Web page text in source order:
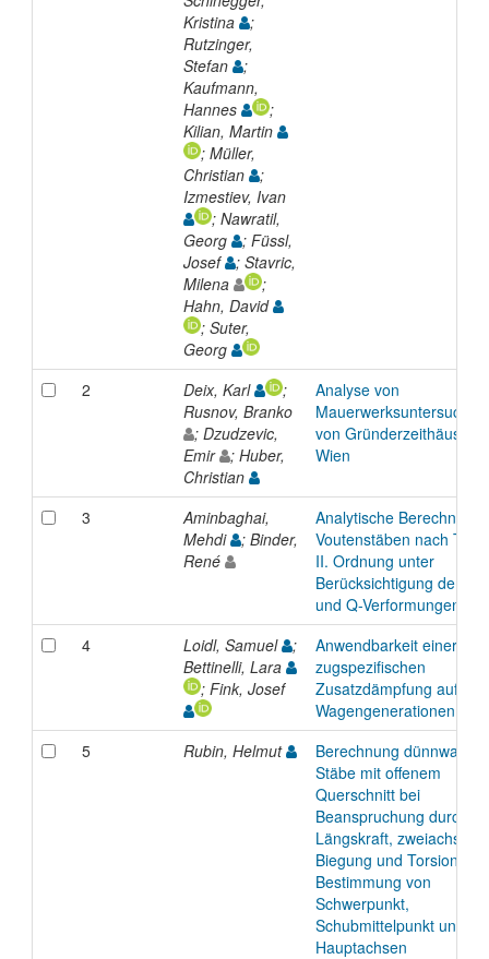
Kristina
;
Rutzinger,
Stefan
;
Kaufmann,
Hannes
;
Kilian, Martin
; Müller,
Christian
;
Izmestiev, Ivan
; Nawratil,
Georg
; Füssl,
Josef
; Stavric,
Milena
;
Hahn, David
; Suter,
Georg
2 Deix, Karl
;
Rusnov, Branko
; Dzudzevic,
Emir
; Huber,
Christian
Analyse von
von Gründerzeithäusern
Wien
3
Aminbaghai,
Mehdi
; Binder,
René
Analytische Berechnung
Voutenstäben nach
II. Ordnung unter
Berücksichtigung der M-
und Q-Verformungen
4
Loidl, Samuel
;
Bettinelli, Lara
; Fink, Josef
Anwendbarkeit einer
zugspezifischen
Zusatzdämpfung auf
Wagengenerationen
5
Rubin, Helmut
Berechnung
Stäbe mit offenem
Querschnitt bei
Beanspruchung durch
Längskraft, zweiachsige
Biegung und Torsion –
Bestimmung von
Schwerpunkt,
Schubmittelpunkt und
Hauptachsen